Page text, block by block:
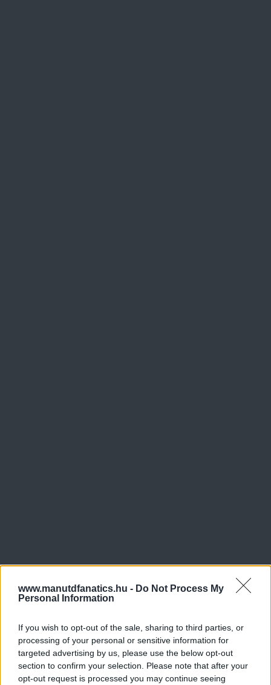
www.manutdfanatics.hu - Do Not Process My
Personal Information
If you wish to opt-out of the sale, sharing to third parties, or
processing of your personal or sensitive information for
targeted advertising by us, please use the below opt-out
section to confirm your selection. Please note that after your
opt-out request is processed you may continue seeing